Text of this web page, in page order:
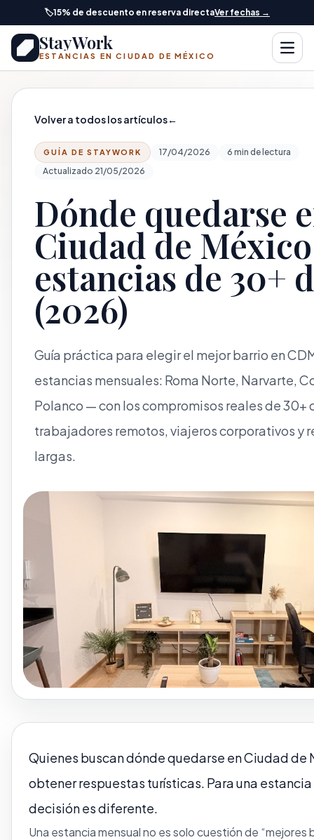
Saltar al contenido principal
🏷️15% de descuento en reserva directaVer fechas →
StayWork
ESTANCIAS EN CIUDAD DE MÉXICO Abrir
Volver a todos los artículos←
GUÍA DE STAYWORK 17/04/2026
6 min de lectura
Actualizado 21/05/2026
Dónde quedarse
Ciudad de
estancias de 30+
(2026)
Guía práctica para elegir el mejor barrio en
estancias mensuales: Roma Norte, Narvarte,
Polanco — con los compromisos reales de 30+
trabajadores remotos, viajeros corporativos y
largas.
Quienes buscandónde quedarse en Ciudad de
obtener respuestas turísticas. Para una
decisión es diferente.
Una estancia mensual no es solo cuestión de “mejores